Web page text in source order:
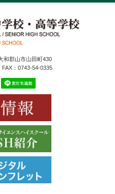
和郡山市山田町430
：0743-54-0335